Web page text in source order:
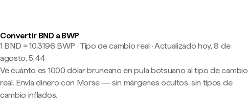
Convertir BND a BWP
1 BND ≈ 10,3196 BWP · Tipo de cambio real ·Actualizado hoy, 8 de
agosto, 5:44
Ve cuánto es 1000 dólar bruneano en pula botsuano al tipo de cambio
real. Envía dinero con Morse — sin márgenes ocultos, sin tipos de
cambio inflados.